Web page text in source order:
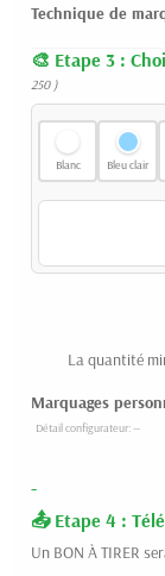
Technique de
Etape 3 :
250 )
Blanc Bleu clair
La quantité
Marquages
-
Etape 4 :
Un BON À TIRER